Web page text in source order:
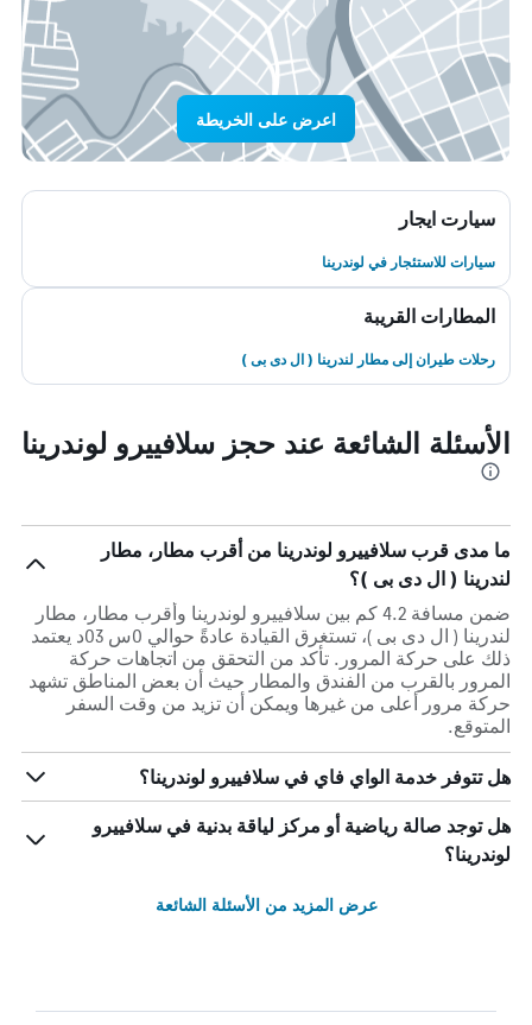
اعرض على الخريطة
سيارت ايجار
سيارات للاستئجار في لوندرينا
المطارات القريبة
رحلات طيران إلى مطار لندرينا ( ال دى بى )
الأسئلة الشائعة عند حجز سلافييرو لوندرينا
ما مدى قرب سلافييرو لوندرينا من أقرب مطار، مطار
لندرينا ( ال دى بى )؟
ضمن مسافة 4.2 كم بين سلافييرو لوندرينا وأقرب مطار، مطار
لندرينا ( ال دى بى )، تستغرق القيادة عادةً حوالي 0س 03د يعتمد
ذلك على حركة المرور. تأكد من التحقق من اتجاهات حركة
المرور بالقرب من الفندق والمطار حيث أن بعض المناطق تشهد
حركة مرور أعلى من غيرها ويمكن أن تزيد من وقت السفر
المتوقع.
هل تتوفر خدمة الواي فاي في سلافييرو لوندرينا؟
هل توجد صالة رياضية أو مركز لياقة بدنية في سلافييرو
لوندرينا؟
عرض المزيد من الأسئلة الشائعة